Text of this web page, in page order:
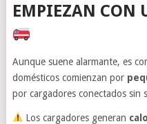
EMPIEZAN CON
Aunque suene alarmante, es
domésticos comienzan por
por cargadores conectados sin
Los cargadores generan